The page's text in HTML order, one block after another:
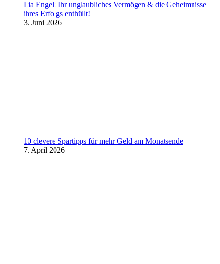
Lia Engel: Ihr unglaubliches Vermögen & die Geheimnisse
ihres Erfolgs enthüllt!
3. Juni 2026
10 clevere Spartipps für mehr Geld am Monatsende
7. April 2026